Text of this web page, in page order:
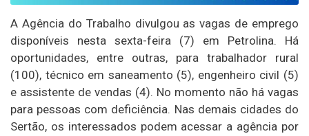
A Agência do Trabalho divulgou as vagas de emprego
disponíveis nesta sexta-feira (7) em Petrolina. Há
oportunidades, entre outras, para trabalhador rural
(100), técnico em saneamento (5), engenheiro civil (5)
e assistente de vendas (4). No momento não há vagas
para pessoas com deficiência. Nas demais cidades do
Sertão, os interessados podem acessar a agência por